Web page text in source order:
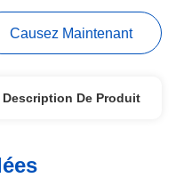
Causez Maintenant
Description De Produit